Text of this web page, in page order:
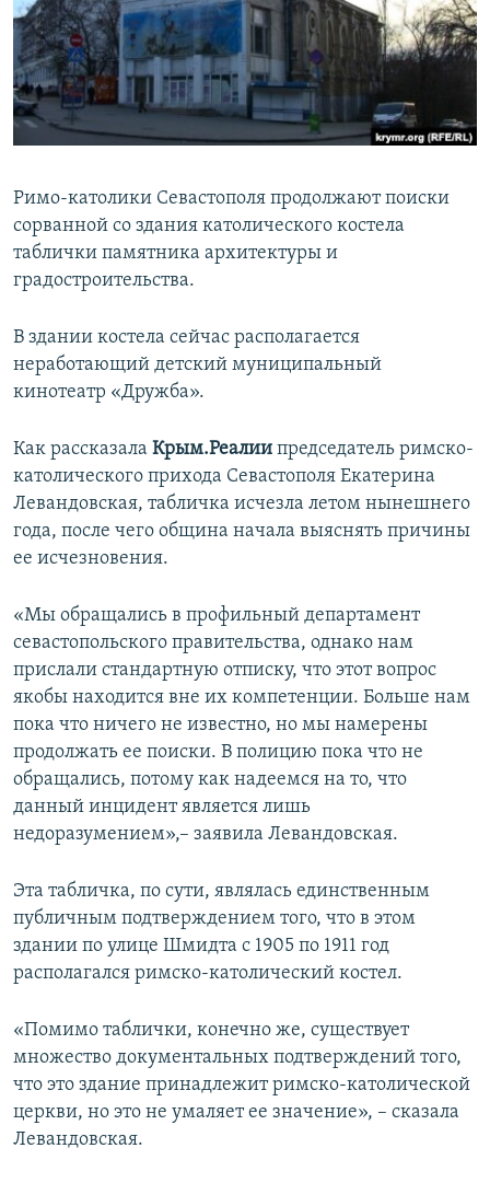
ПОБЕДИТЕЛЕЙ НЕ СУДЯТ?
КРЫМ.НЕПОКОРЕННЫЙ
ELIFBE
УКРАИНСКАЯ ПРОБЛЕМА КРЫМА
ПРИСОЕДИНЯЙТЕСЬ!
Римо-католики Севастополя продолжают поиски
сорванной со здания католического костела
таблички памятника архитектуры и
градостроительства.
В здании костела сейчас располагается
неработающий детский муниципальный
кинотеатр «Дружба».
Как рассказала Крым.Реалии председатель римско-
католического прихода Севастополя Екатерина
Левандовская, табличка исчезла летом нынешнего
года, после чего община начала выяснять причины
ее исчезновения.
«Мы обращались в профильный департамент
севастопольского правительства, однако нам
прислали стандартную отписку, что этот вопрос
якобы находится вне их компетенции. Больше нам
пока что ничего не известно, но мы намерены
продолжать ее поиски. В полицию пока что не
обращались, потому как надеемся на то, что
данный инцидент является лишь
недоразумением»,– заявила Левандовская.
Эта табличка, по сути, являлась единственным
публичным подтверждением того, что в этом
здании по улице Шмидта с 1905 по 1911 год
располагался римско-католический костел.
«Помимо таблички, конечно же, существует
множество документальных подтверждений того,
что это здание принадлежит римско-католической
церкви, но это не умаляет ее значение», – сказала
Левандовская.